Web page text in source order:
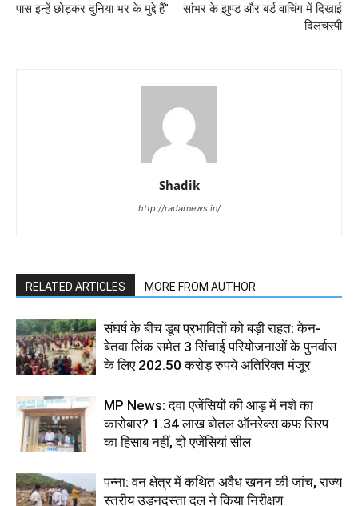
पास इन्हें छोड़कर दुनिया भर के मुद्दे हैं”
सांभर के झुण्ड और बर्ड वाचिंग में दिखाई
दिलचस्पी
Shadik
http://radarnews.in/
RELATED ARTICLES MORE FROM AUTHOR
संघर्ष के बीच डूब प्रभावितों को बड़ी राहत: केन-
बेतवा लिंक समेत 3 सिंचाई परियोजनाओं के पुनर्वास
के लिए 202.50 करोड़ रुपये अतिरिक्त मंजूर
MP News: दवा एजेंसियों की आड़ में नशे का
कारोबार? 1.34 लाख बोतल ऑनरेक्स कफ सिरप
का हिसाब नहीं, दो एजेंसियां सील
पन्ना: वन क्षेत्र में कथित अवैध खनन की जांच, राज्य
स्तरीय उड़नदस्ता दल ने किया निरीक्षण